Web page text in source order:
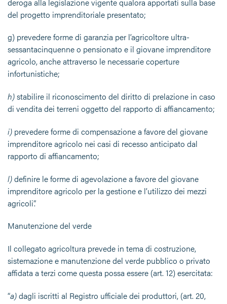
del progetto imprenditoriale presentato;
g) prevedere forme di garanzia per l’agricoltore ultra-
sessantacinquenne o pensionato e il giovane imprenditore
agricolo, anche attraverso le necessarie coperture
infortunistiche;
h)stabilire il riconoscimento del diritto di prelazione in caso
di vendita dei terreni oggetto del rapporto di affiancamento;
i) prevedere forme di compensazione a favore del giovane
imprenditore agricolo nei casi di recesso anticipato dal
rapporto di affiancamento;
l)definire le forme di agevolazione a favore del giovane
imprenditore agricolo per la gestione e l’utilizzo dei mezzi
agricoli”.
Manutenzione del verde
Il collegato agricoltura prevede in tema di costruzione,
sistemazione e manutenzione del verde pubblico o privato
affidata a terzi come questa possa essere (art. 12) esercitata:
“a)dagli iscritti al Registro ufficiale dei produttori, (art. 20,